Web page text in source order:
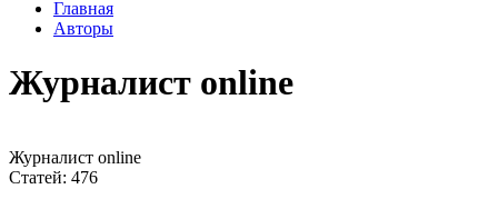
Главная
Авторы
Журналист online
Журналист online
Статей: 476